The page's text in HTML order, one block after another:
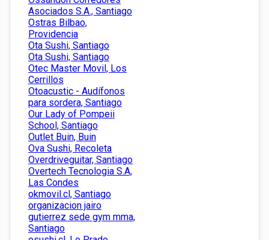
Asociados S.A., Santiago
Ostras Bilbao,
Providencia
Ota Sushi, Santiago
Ota Sushi, Santiago
Otec Master Movil, Los
Cerrillos
Otoacustic - Audífonos
para sordera, Santiago
Our Lady of Pompeii
School, Santiago
Outlet Buin, Buin
Ova Sushi, Recoleta
Overdriveguitar, Santiago
Overtech Tecnologia S.A,
Las Condes
okmovil.cl, Santiago
organizacion jairo
gutierrez sede gym mma,
Santiago